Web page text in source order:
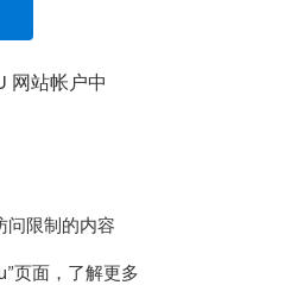
网站帐户中
问限制的内容
页面，了解更多